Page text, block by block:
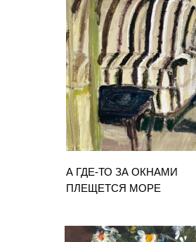
А ГДЕ-ТО ЗА ОКНАМИ
ПЛЕЩЕТСЯ МОРЕ